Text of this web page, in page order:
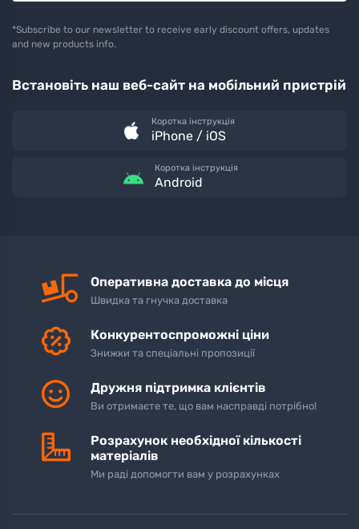
*Subscribe to our newsletter to receive early discount offers, updates
and new products info.
Встановіть наш веб-сайт на мобільний пристрій
Коротка інструкція
iPhone / iOS
Коротка інструкція
Android
Оперативна доставка до місця
Швидка та гнучка доставка
Конкурентоспроможні ціни
Знижки та спеціальні пропозиції
Дружня підтримка клієнтів
Ви отримаєте те, що вам насправді потрібно!
Розрахунок необхідної кількості
матеріалів
Ми раді допомогти вам у розрахунках